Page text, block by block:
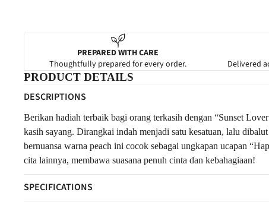
PREPARED WITH CARE
Thoughtfully prepared for every order.
Delivered
PRODUCT DETAILS
DESCRIPTIONS
Berikan hadiah terbaik bagi orang terkasih dengan “Sunset
kasih sayang. Dirangkai indah menjadi satu kesatuan, lalu
bernuansa warna peach ini cocok sebagai ungkapan ucapan
cita lainnya, membawa suasana penuh cinta dan kebahagiaan!
SPECIFICATIONS